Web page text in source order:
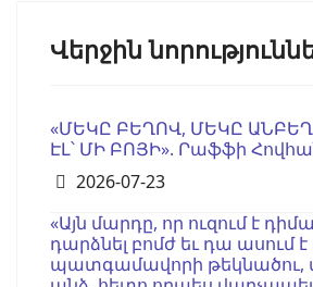
Վերջին
«ՄԵԿԸ ԲԵՂՈՎ, ՄԵԿԸ
ԷԼ՝ ՄԻ ԲՈՅԻ». Րաֆֆի
Details
2026-07-23
«Այն մարդը, որ ուզում է
դարձնել բոմժ եւ դա ասում
պատգամավորի թեկնածու,